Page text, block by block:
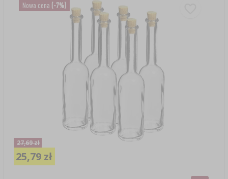
Nowa cena (-7%)
27,69 zł
25,79 zł